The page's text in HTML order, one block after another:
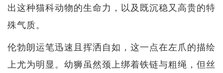
出这种猫科动物的生命力，以及既沉稳又高贵的特
殊气质。
伦勃朗运笔迅速且挥洒自如，这一点在左爪的描绘
上尤为明显。幼狮虽然颈上绑着铁链与粗绳，但丝